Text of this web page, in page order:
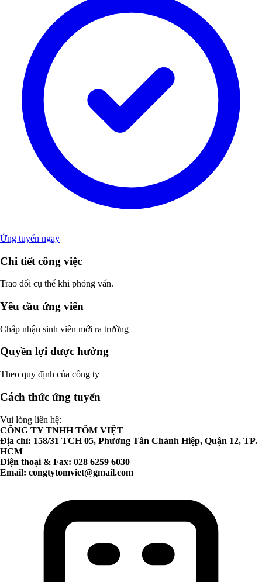
Ứng tuyển ngay
Chi tiết công việc
Trao đổi cụ thể khi phỏng vấn.
Yêu cầu ứng viên
Chấp nhận sinh viên mới ra trường
Quyền lợi được hưởng
Theo quy định của công ty
Cách thức ứng tuyển
Vui lòng liên hệ:
CÔNG TY TNHH TÔM VIỆT
Địa chỉ: 158/31 TCH 05, Phường Tân Chánh Hiệp, Quận 12, TP.
HCM
Điện thoại & Fax: 028 6259 6030
Email: congtytomviet@gmail.com